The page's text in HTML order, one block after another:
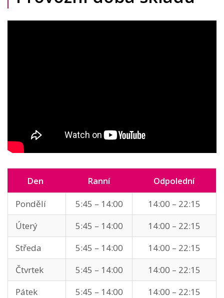
Den Ranní
Odpolední
Pondělí
5:45 – 14:00
14:00 – 22:15
Úterý
5:45 – 14:00
14:00 – 22:15
Středa
5:45 – 14:00
14:00 – 22:15
Čtvrtek
5:45 – 14:00
14:00 – 22:15
Pátek
5:45 – 14:00
14:00 – 22:15